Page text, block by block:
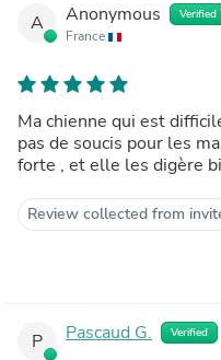
A Anonymous Verified
France
Ma chienne qui est
pas de soucis pour les
forte , et elle les digère
Review collected from
P Pascaud G. Verified